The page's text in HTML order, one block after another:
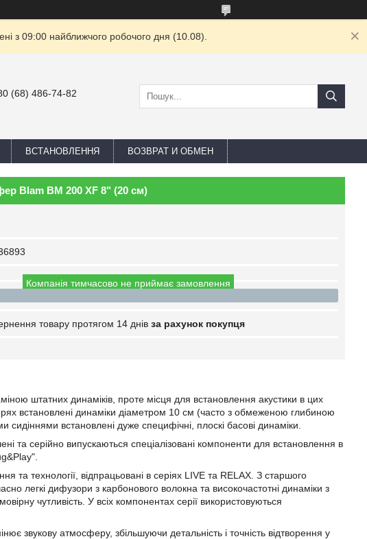
з 09:00 найближчого робочого дня (10.08).
(68) 486-74-82
ВСТАНОВЛЕННЯ ВОЗВРАТ И ОБМЕН
Blam BM 200 XF 8" (20 см)
Компанія тимчасово не приймає замовлення
товару протягом 14 днів за рахунок покупця
штатних динаміків, проте місця для встановлення акустики в цих
встановлені динаміки діаметром 10 см (часто з обмеженою глибиною
встановлені дуже специфічні, плоскі басові динаміки.
та серійно випускаються спеціалізовані компоненти для встановлення в
та технології, відпрацьовані в серіях LIVE та RELAX. З старшого
легкі дифузори з карбонового волокна та високочастотні динаміки з
чутливість. У всіх компонентах серії використовуються
звукову атмосферу, збільшуючи детальність і точність відтворення у